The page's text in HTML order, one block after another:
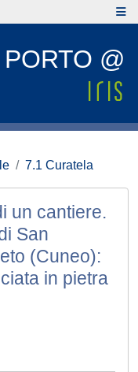
PORTO @
7.1 Curatela
un cantiere.
San
(Cuneo):
in pietra